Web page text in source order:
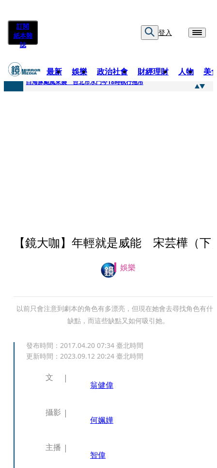
訂閱
紙本雜
誌
登入
最新 娛樂 政治社會 財經理財 人物 美
快訊
白海豚颱風來襲 台北市水門今18時執行拖吊
【鏡大咖】年輕就是威能 宋芸樺（下
娛樂
以前只會注意到劇本的角色有多漂亮，但現在她會去尋找角色有什
缺點，而這些缺點又如何吸引她。
發布時間： 2017.04.20 07:34 臺北時間
更新時間： 2023.09.12 20:24 臺北時間
文
翁健偉
攝影
何姵嬅
主播
智偉